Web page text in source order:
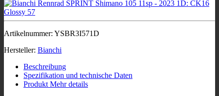
Artikelnummer: YSBR3I571D
Hersteller: Bianchi
Beschreibung
Spezifikation und technische Daten
Produkt Mehr details